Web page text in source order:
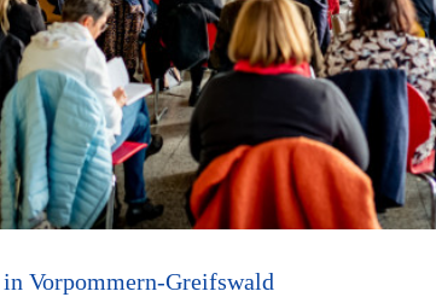
Vorpommern-Greifswald